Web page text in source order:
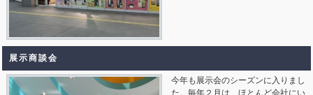
展示商談会
今年も展示会のシーズンに入りまし